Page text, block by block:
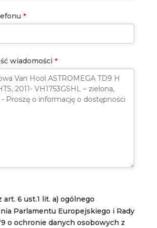
*
wiadomości *
art. 6 ust.1 lit. a) ogólnego
Parlamentu Europejskiego i Rady
o ochronie danych osobowych z